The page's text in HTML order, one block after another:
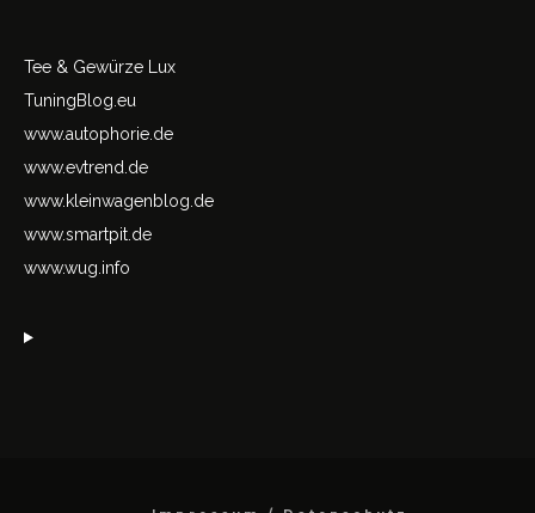
Tee & Gewürze Lux
TuningBlog.eu
www.autophorie.de
www.evtrend.de
www.kleinwagenblog.de
www.smartpit.de
www.wug.info